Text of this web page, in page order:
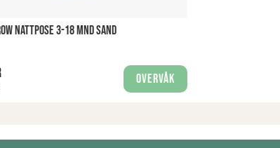
NATTPOSE 3-18 MND SAND
Overvåk